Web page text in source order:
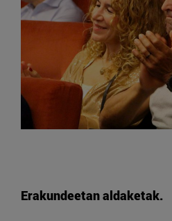
Erakundeetan aldaketak.